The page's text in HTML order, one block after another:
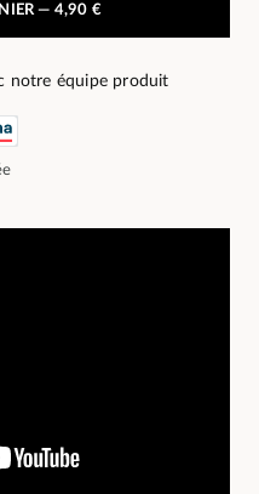
— 4,90 €
notre équipe produit